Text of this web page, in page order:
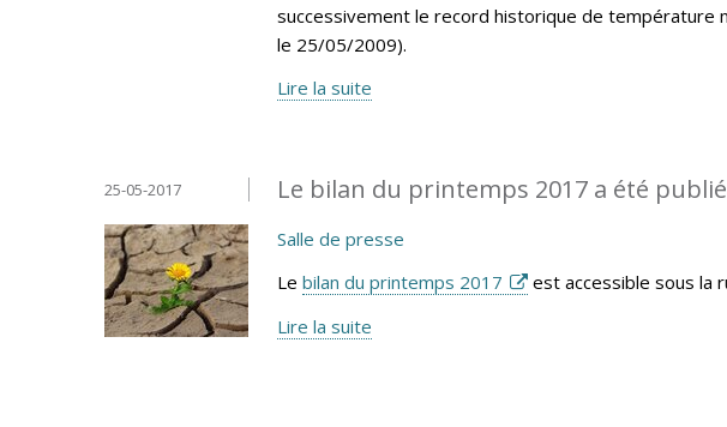
successivement le record historique de température
le 25/05/2009).
Lire la suite
Le bilan du printemps 2017 a été publié
25-05-2017
Salle de presse
Le bilan du printemps 2017
est accessible sous la
Lire la suite